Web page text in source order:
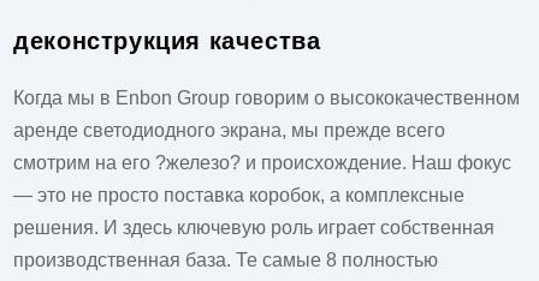
деконструкция качества
Когда мы в Enbon Group говорим о высококачественном
аренде светодиодного экрана, мы прежде всего
смотрим на его ?железо? и происхождение. Наш фокус
— это не просто поставка коробок, а комплексные
решения. И здесь ключевую роль играет собственная
производственная база. Те самые 8 полностью